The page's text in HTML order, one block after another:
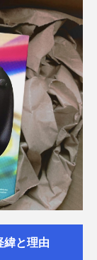
緯と理由